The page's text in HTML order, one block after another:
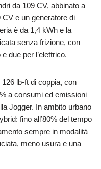
da 109 CV, abbinato a
e un generatore di
è da 1,4 kWh e la
senza frizione, con
due per l’elettrico.
lb-ft di coppia, con
a consumi ed emissioni
Jogger. In ambito urbano
fino all’80% del tempo
sempre in modalità
meno usura e una